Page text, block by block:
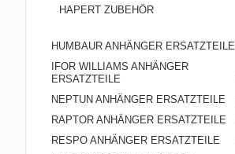
HAPERT ZUBEHÖR
HUMBAUR ANHÄNGER ERSATZTEILE
IFOR WILLIAMS ANHÄNGER
ERSATZTEILE
NEPTUN ANHÄNGER ERSATZTEILE
RAPTOR ANHÄNGER ERSATZTEILE
RESPO ANHÄNGER ERSATZTEILE